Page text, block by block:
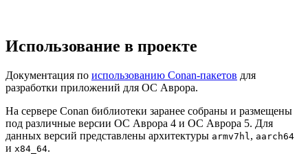
Использование в проекте
Документация по использованию Conan-пакетов для
разработки приложений для ОС Аврора.
На сервере Conan библиотеки заранее собраны и размещены
под различные версии ОС Аврора 4 и ОC Аврора 5. Для
данных версий представлены архитектуры armv7hl , aarch64
и x84_64.